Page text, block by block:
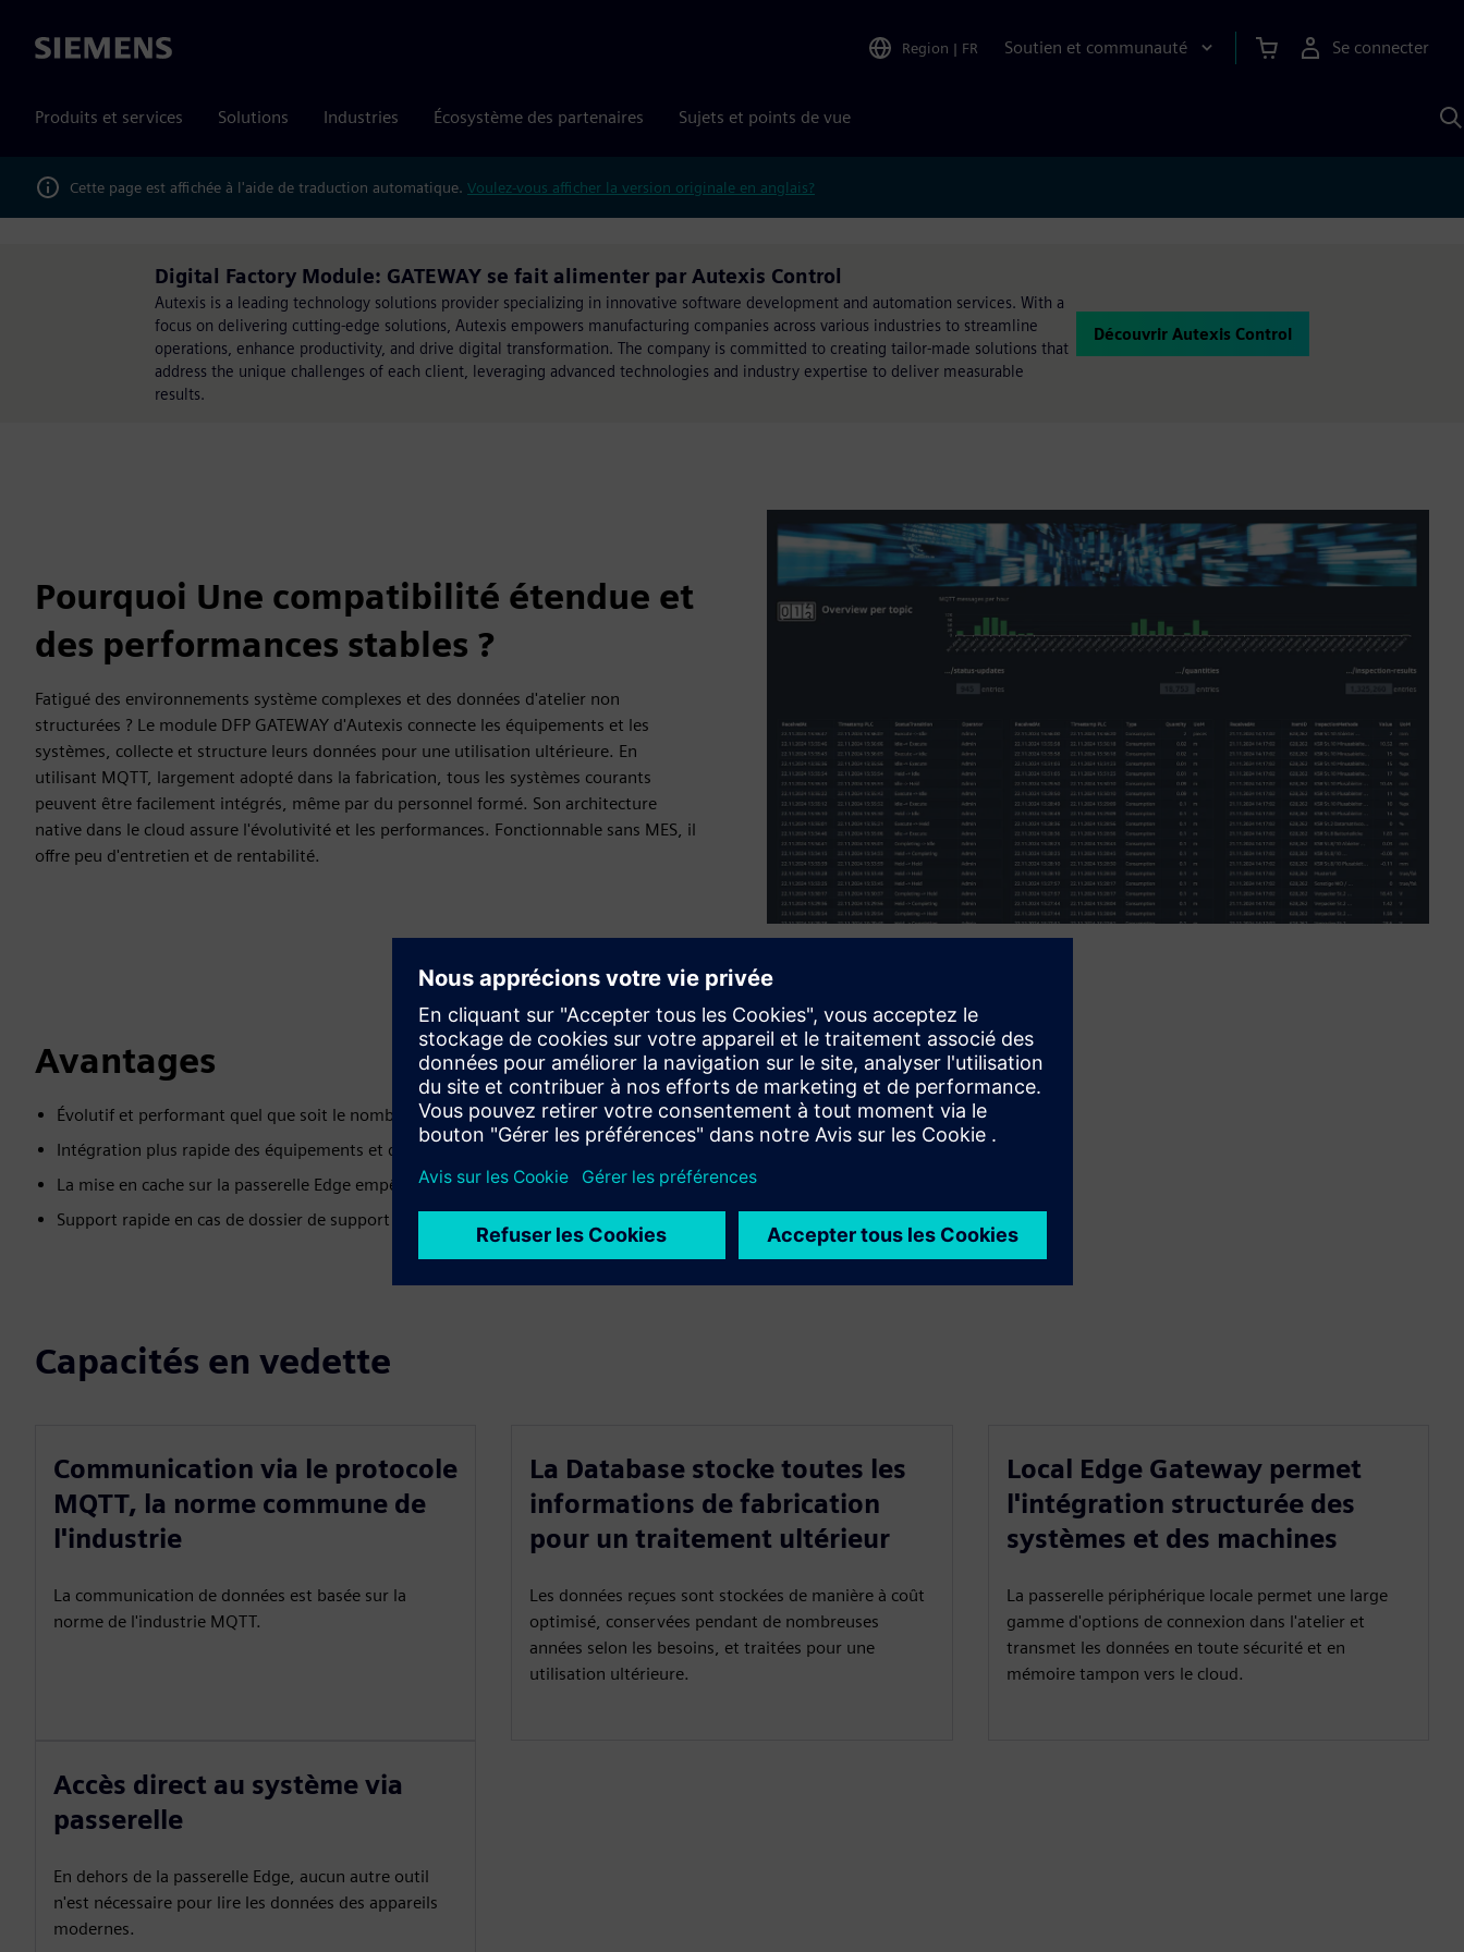
Siemens Region | FR Soutien et communauté Se connecter
Produits et services Solutions Industries Écosystème des partenaires Sujets et points de vue
Cette page est affichée à l'aide de traduction automatique. Voulez-vous afficher la version originale en anglais?
Digital Factory Module: GATEWAY se fait alimenter par Autexis Control
Autexis is a leading technology solutions provider specializing in innovative software development and automation services. With a
focus on delivering cutting-edge solutions, Autexis empowers manufacturing companies across various industries to streamline
operations, enhance productivity, and drive digital transformation. The company is committed to creating tailor-made solutions that
address the unique challenges of each client, leveraging advanced technologies and industry expertise to deliver measurable
results.
Découvrir Autexis Control
Pourquoi Une compatibilité étendue et
des performances stables ?
Fatigué des environnements système complexes et des données d'atelier non
structurées ? Le module DFP GATEWAY d'Autexis connecte les équipements et les
systèmes, collecte et structure leurs données pour une utilisation ultérieure. En
utilisant MQTT, largement adopté dans la fabrication, tous les systèmes courants
peuvent être facilement intégrés, même par du personnel formé. Son architecture
native dans le cloud assure l'évolutivité et les performances. Fonctionnable sans MES, il
offre peu d'entretien et de rentabilité.
Avantages
Évolutif et performant quel que soit le nombre de systèmes connectés
Intégration plus rapide des équipements et des systèmes tiers, réduisant ainsi les temps d'arrêt
La mise en cache sur la passerelle Edge empêche la perte de données en cas de problèmes de connectivité
Support rapide en cas de dossier de support grâce à l'accès au système de passerelle
Capacités en vedette
Communication via le protocole
MQTT, la norme commune de
l'industrie
La communication de données est basée sur la
norme de l'industrie MQTT.
La Database stocke toutes les
informations de fabrication
pour un traitement ultérieur
Les données reçues sont stockées de manière à coût
optimisé, conservées pendant de nombreuses
années selon les besoins, et traitées pour une
utilisation ultérieure.
Local Edge Gateway permet
l'intégration structurée des
systèmes et des machines
La passerelle périphérique locale permet une large
gamme d'options de connexion dans l'atelier et
transmet les données en toute sécurité et en
mémoire tampon vers le cloud.
Accès direct au système via
passerelle
En dehors de la passerelle Edge, aucun autre outil
n'est nécessaire pour lire les données des appareils
modernes.